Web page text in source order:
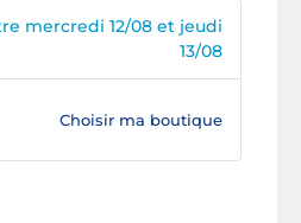
mercredi 12/08 et jeudi
13/08
Choisir ma boutique